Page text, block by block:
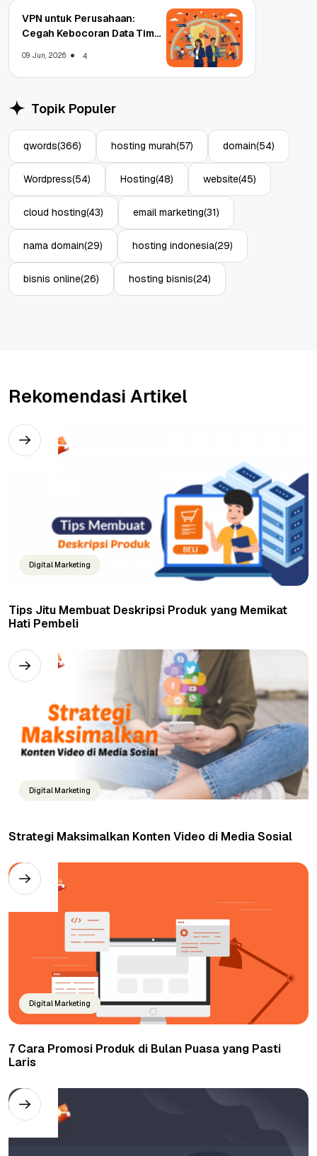
VPN untuk Perusahaan:
Cegah Kebocoran Data Tim
09 Jun, 2026 4
Topik Populer
qwords(366) hosting murah(57) domain(54)
Wordpress(54) Hosting(48) website(45)
cloud hosting(43) email marketing(31)
nama domain(29) hosting indonesia(29)
bisnis online(26) hosting bisnis(24)
Rekomendasi Artikel
Digital Marketing
Tips Jitu Membuat Deskripsi Produk yang Memikat
Hati Pembeli
Digital Marketing
Strategi Maksimalkan Konten Video di Media Sosial
Digital Marketing
7 Cara Promosi Produk di Bulan Puasa yang Pasti
Laris